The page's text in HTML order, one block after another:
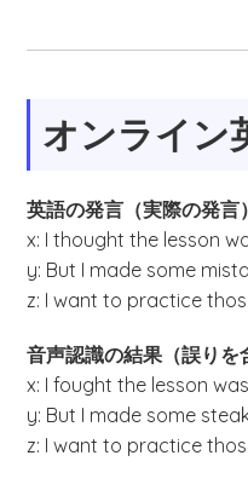
オンライン
英語の発言（実際の発言）
x: I thought the lesson
y: But I made some
z: I want to practice
音声認識の結果（誤りを
x: I fought the lesson
y: But I made some
z: I want to practice